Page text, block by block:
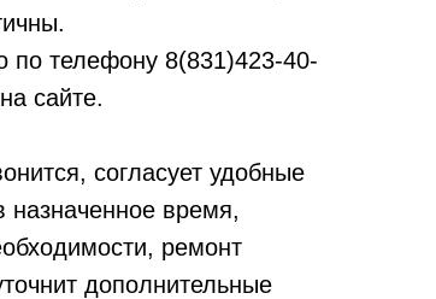
по телефону 8(831)423-40-
сайте.
согласует удобные
назначенное время,
ремонт
дополнительные